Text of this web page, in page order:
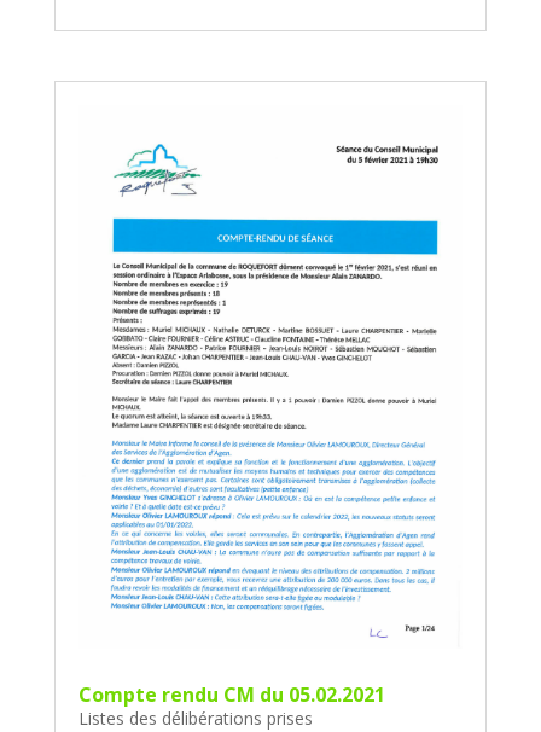
Compte rendu CM du 05.02.2021
Listes des délibérations prises